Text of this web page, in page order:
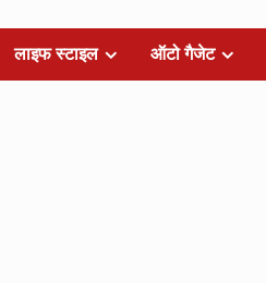
लाइफ स्टाइल ऑटो गैजेट